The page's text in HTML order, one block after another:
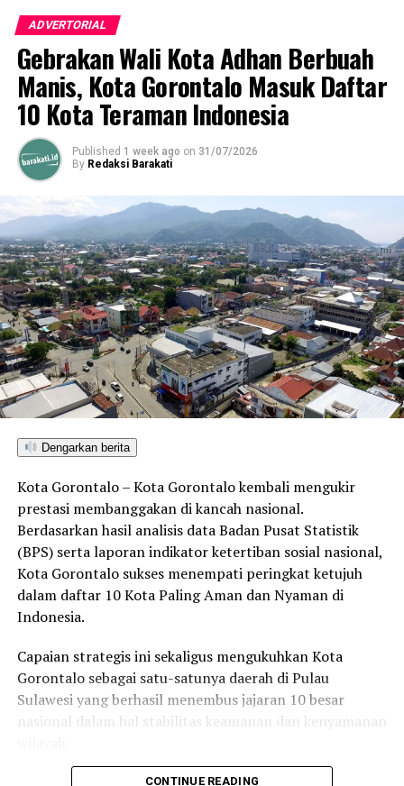
“Ini bukan satu-satunya program bantuan yang akan
kami lakukan. UNG siap melaksanakan program lanjutan
sesuai dengan kebutuhan masyarakat terdampak,”
tegasnya.
Dengarkan berita
Ketua Tim Relawan Medis UNG,Dr. dr. Zuhriana K.
Yusuf, M.Kes., menjelaskan bahwa tim akan fokus pada
terutama ibu dan anak, serta melakukan skrining
kesehatan umum.
“Selain layanan medis, kami juga mengadakan
penyuluhan kesehatan pascabencana, seperti pentingnya
perilaku hidup bersih dan sehat, serta edukasi perawatan
luka dan pencegahan penyakit menular,” ungkap
Dengan langkah cepat ini, UNG berharap kontribusi tim
relawan medis dapat mempercepat proses pemulihan
kesehatan masyarakat dan menumbuhkan kembali
ADVERTORIAL
Gebrakan Wali Kota Adhan Berbuah
Manis, Kota Gorontalo Masuk Daftar
10 Kota Teraman Indonesia
Published 1 week ago on 31/07/2026
By Redaksi Barakati
Dengarkan berita
Kota Gorontalo – Kota Gorontalo kembali mengukir
prestasi membanggakan di kancah nasional.
Berdasarkan hasil analisis data Badan Pusat Statistik
(BPS) serta laporan indikator ketertiban sosial nasional,
Kota Gorontalo sukses menempati peringkat ketujuh
dalam daftar 10 Kota Paling Aman dan Nyaman di
Indonesia.
Capaian strategis ini sekaligus mengukuhkan Kota
Gorontalo sebagai satu-satunya daerah di Pulau
Sulawesi yang berhasil menembus jajaran 10 besar
nasional dalam hal stabilitas keamanan dan kenyamanan
CONTINUE READING